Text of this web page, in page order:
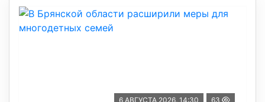
6 АВГУСТА 2026, 14:30 63